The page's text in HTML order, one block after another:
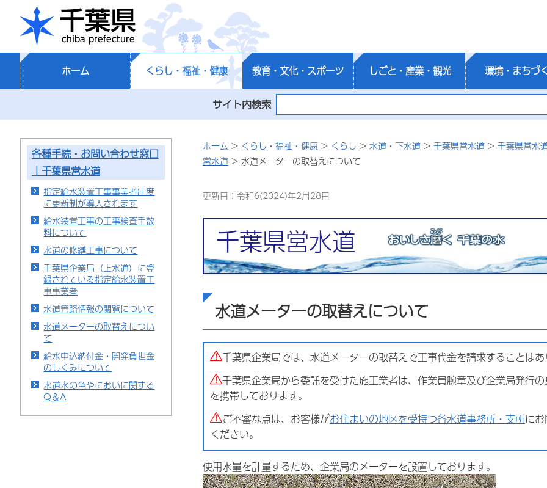
千葉県
ホーム くらし・福祉・健康 教育・文化・スポーツ しごと・産業・観光 環境・まちづ
サイト内検索
各種手続・お問い合わせ窓口
｜千葉県営水道
指定給水装置工事事業者制度
に更新制が導入されます
給水装置工事の工事検査手数
料について
水道の修繕工事について
千葉県企業局（上水道）に登
録されている指定給水装置工
事事業者
水道管路情報の閲覧について
水道メーターの取替えについ
て
給水申込納付金・開発負担金
のしくみについて
水道水の色やにおいに関する
Q＆A
ホーム > くらし・福祉・健康 > くらし > 水道・下水道 > 千葉県営水道 > 千葉県営水
営水道 > 水道メーターの取替えについて
更新日：令和6(2024)年2月28日
千葉県営水道
水道メーターの取替えについて
千葉県企業局では、水道メーターの取替えで工事代金を請求することはあ
千葉県企業局から委託を受けた施工業者は、作業員腕章及び企業局発行
を携帯しております。
ご不審な点は、お客様がお住まいの地区を受持つ各水道事務所・支所に
ください。
使用水量を計量するため、企業局のメーターを設置しております。